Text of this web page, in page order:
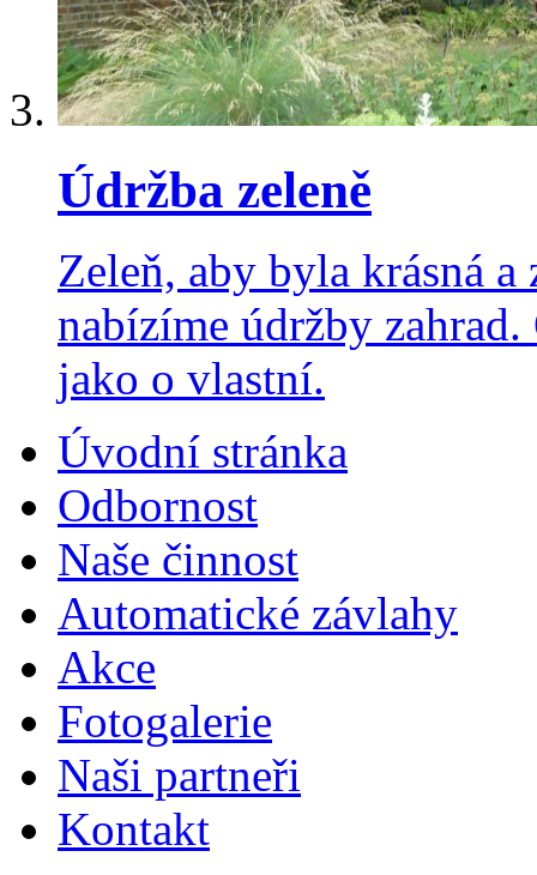
Údržba zeleně
Zeleň, aby byla krásná
nabízíme údržby zahrad.
jako o vlastní.
Úvodní stránka
Odbornost
Naše činnost
Automatické závlahy
Akce
Fotogalerie
Naši partneři
Kontakt